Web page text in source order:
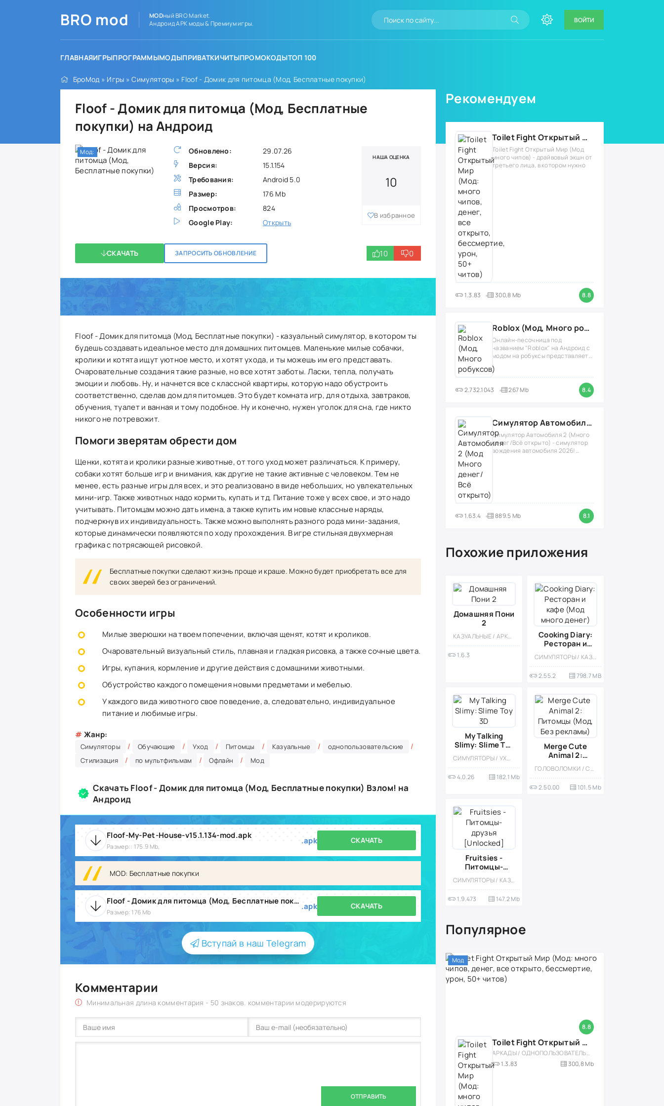
BRO mod MODный BRO Market.
Андроид APK моды & Премиум игры.
ВОЙТИ
ГЛАВНАЯИГРЫПРОГРАММЫМОДЫПРИВАТКИЧИТЫПРОМОКОДЫТОП 100
БроМод » Игры »Симуляторы » Floof - Домик для питомца (Мод, Бесплатные покупки)
Floof - Домик для питомца (Мод, Бесплатные
покупки) на Андроид
Обновлено:
29.07.26
Версия:
15.1.154
Требования:
Android 5.0
Размер:
176 Mb
Просмотров:
824
Google Play:
Открыть
НАША ОЦЕНКА
10
В избранное
СКАЧАТЬ ЗАПРОСИТЬ ОБНОВЛЕНИЕ 10 0
Мод:
Floof - Домик для питомца (Мод, Бесплатные покупки) - казуальный симулятор, в котором ты
будешь создавать идеальное место для домашних питомцев. Маленькие милые собачки,
кролики и котята ищут уютное место, и хотят ухода, и ты можешь им его представать.
Очаровательные создания такие разные, но все хотят заботы. Ласки, тепла, получать
эмоции и любовь. Ну, и начнется все с классной квартиры, которую надо обустроить
соответственно, сделав дом для питомцев. Это будет комната игр, для отдыха, завтраков,
обучения, туалет и ванная и тому подобное. Ну и конечно, нужен уголок для сна, где никто
никого не потревожит.
Помоги зверятам обрести дом
Щенки, котята и кролики разные животные, от того уход может различаться. К примеру,
собаки хотят больше игр и внимания, как другие не такие активные с человеком. Тем не
менее, есть разные игры для всех, и это реализовано в виде небольших, но увлекательных
мини-игр. Также животных надо кормить, купать и тд. Питание тоже у всех свое, и это надо
учитывать. Питомцам можно дать имена, а также купить им новые классные наряды,
подчеркнув их индивидуальность. Также можно выполнять разного рода мини-задания,
которые динамически появляются по ходу прохождения. В игре стильная двухмерная
графика с потрясающей рисовкой.
Бесплатные покупки сделают жизнь проще и краше. Можно будет приобретать все для
своих зверей без ограничений.
Особенности игры
Милые зверюшки на твоем попечении, включая щенят, котят и кроликов.
Очаровательный визуальный стиль, плавная и гладкая рисовка, а также сочные цвета.
Игры, купания, кормление и другие действия с домашними животными.
Обустройство каждого помещения новыми предметами и мебелью.
У каждого вида животного свое поведение, а, следовательно, индивидуальное
питание и любимые игры.
# Жанр:
Симуляторы / Обучающие / Уход / Питомцы / Казуальные / однопользовательские /
Стилизация / по мультфильмам / Офлайн / Мод
Скачать Floof - Домик для питомца (Мод, Бесплатные покупки) Взлом! на
Андроид
Floof-My-Pet-House-v15.1.134-mod.apk
Размер:: 175.9 Mb,
.apk СКАЧАТЬ
MOD: Бесплатные покупки
Floof - Домик для питомца (Мод, Бесплатные покупки) v15.1.154
Размер: 176 Mb
.apk СКАЧАТЬ
Вступай в наш Telegram
Комментарии
Минимальная длина комментария - 50 знаков. комментарии модерируются
ОТПРАВИТЬ
Рекомендуем
Toilet Fight Открытый Мир (Мод: много чипов, денег, все открыто, бессмертие, урон, 50+ читов)
Toilet Fight Открытый Мир (Мод
много чипов) - драйвовый экшн от
третьего лица, в котором нужно
1.3.83 300,8 Mb 8.8
Roblox (Мод, Много робуксов)
Онлайн-песочница под
названием "Roblox" на Андроид с
модом на робуксы представляет
собой
2.732.1043 267 Mb 8.4
Симулятор Автомобиля 2 (Мод Много денег/Всё открыто)
Симулятор Автомобиля 2 (Много
денег/Всё открыто) - симулятор
вождения автомобиля 2026!
1.63.4 889.5 Mb 8.1
Похожие приложения
Домашняя Пони
2
КАЗУАЛЬНЫЕ / АРКАДЫ / ДЛЯ ДЕТЕЙ / ДЕВОЧКАМ / СИМУЛЯТОРЫ / ОДНОПОЛЬЗОВАТЕЛЬСКИЕ / ПО МУЛЬТФИЛЬМАМ / ОФЛАЙН
1.6.3
Cooking Diary:
Ресторан и
кафе (Мод
много денег)СИМУЛЯТОРЫ / КАЗУАЛЬНЫЕ / ОДНОПОЛЬЗОВАТЕЛЬСКИЕ / СТИЛИЗАЦИЯ / ПО МУЛЬТФИЛЬМАМ / ОФЛАЙН / МОД / ДЛЯ ДЕТЕЙ / КУЛИНАРНАЯ / ДЕВОЧКАМ / БОЛЬШАЯ / ВСТРОЕННЫЙ КЕШ
2.55.2 798.7 MB
My Talking
Slimy: Slime Toy
3D
СИМУЛЯТОРЫ / УХОД / ПИТОМЦЫ / МОД / ОДНОПОЛЬЗОВАТЕЛЬСКИЕ / МИЛАЯ / ДЛЯ ДЕТЕЙ / ОФЛАЙН / КАЗУАЛЬНЫЕ
4.0.26 182.1 Mb
Merge Cute
Animal 2:
Питомцы (Мод,
Без рекламы)ГОЛОВОЛОМКИ / СОВМЕЩЕНИЕ ПРЕДМЕТОВ / КАЗУАЛЬНЫЕ / ОДНОПОЛЬЗОВАТЕЛЬСКИЕ / СТИЛИЗАЦИЯ / ПО МУЛЬТФИЛЬМАМ / ОФЛАЙН / МОД / ВСТРОЕННЫЙ КЕШ / МИЛАЯ / ДЛЯ ДЕТЕЙ / ДЕВОЧКАМ / УХОД
2.50.00 101.5 Mb
Fruitsies -
Питомцы-
друзья
[Unlocked]
СИМУЛЯТОРЫ / КАЗУАЛЬНЫЕ / УХОД / ОДНОПОЛЬЗОВАТЕЛЬСКИЕ / ДЛЯ ДЕТЕЙ / ДЕВОЧКАМ / МОД / МАЛЕНЬКАЯ / СТИЛИЗАЦИЯ / ПО МУЛЬТФИЛЬМАМ / ПИТОМЦЫ
1.9.473 147.2 Mb
Популярное
8.8
Мод
Toilet Fight Открытый Мир (Мод: много чипов, денег, все открыто, бессмертие, урон, 50+ читов)
АРКАДЫ / ОДНОПОЛЬЗОВАТЕЛЬСКИЕ / ОФЛАЙН / МОД / РОЛЕВЫЕ / ШУТЕРЫ / ОТКРЫТЫЙ МИР / ВСТРОЕННЫЙ КЕШ / 3D / ЭКШЕНЫ / ТУАЛЕТНЫЕ ВОЙНЫ / ДЛЯ ДЕТЕЙ
1.3.83
300,8 Mb